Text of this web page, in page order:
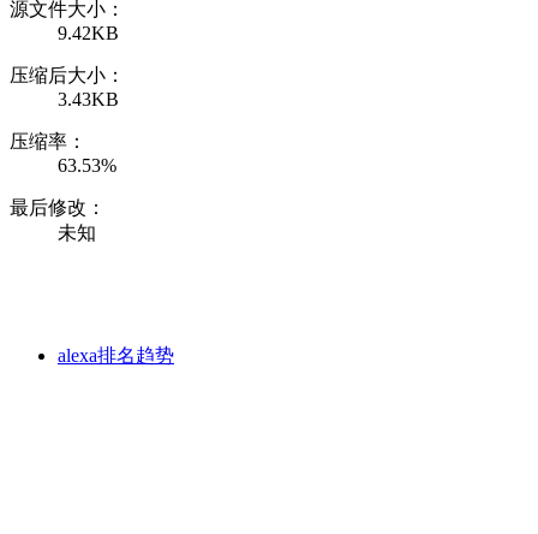
源文件大小：
9.42KB
压缩后大小：
3.43KB
压缩率：
63.53%
最后修改：
未知
alexa排名趋势